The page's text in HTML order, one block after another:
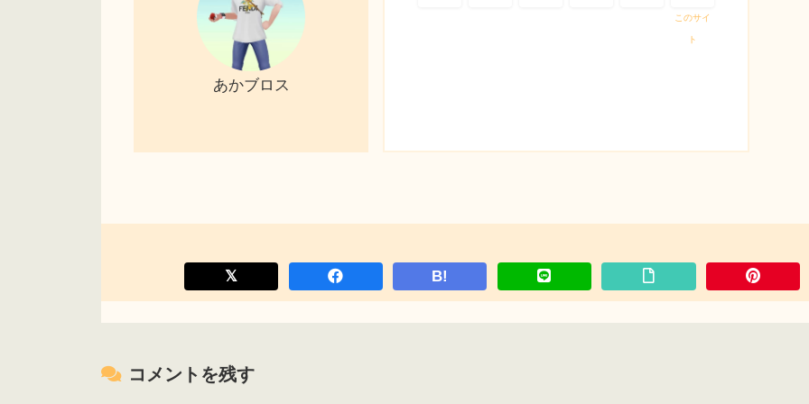
あかブロス
このサイ
ト
B!
コメントを残す